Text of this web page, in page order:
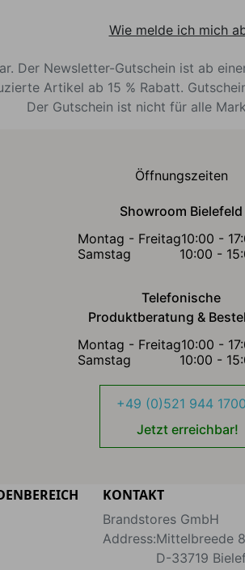
Wie melde ich mich
Der Newsletter-Gutschein ist ab
Artikel ab 15 % Rabatt.
Der Gutschein ist nicht für alle
Öffnungszeiten
Showroom Bielefeld
Montag - Freitag10:00 -
Samstag
10:00 -
Telefonische
Produktberatung &
Montag - Freitag10:00 -
Samstag
10:00 -
+49 (0)521 944 1700
Jetzt erreichbar!
KONTAKT
Brandstores GmbH
Address:Mittelbreede 8
D-33719